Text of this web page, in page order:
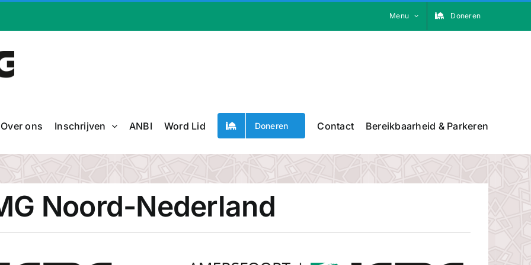
Menu Doneren
Over ons Inschrijven ANBI Word Lid Doneren Contact Bereikbaarheid & Parkeren
Noord-Nederland